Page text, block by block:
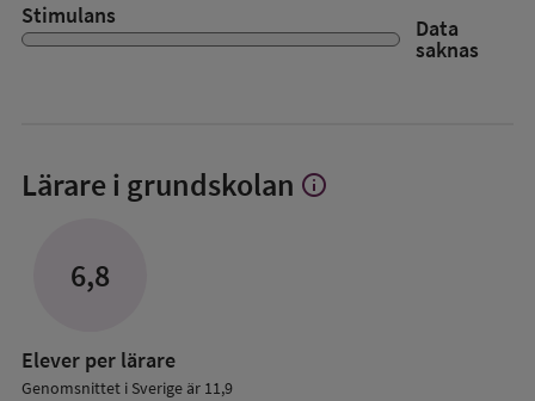
Stimulans
Data
saknas
Lärare i grundskolan Visa
info
6,8
Elever per lärare
Genomsnittet i Sverige är 11,9